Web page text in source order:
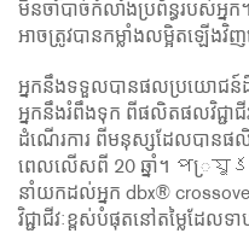
មិនចាំបាច់កំលាំងប្រព័ន្ធរបស់អ្នក
អាចត្រូវបានកម្លាំងលម្អិតឡើងវិ
អ្នកនឹងទទួលបានផលប្រយោជន៍
អ្នកនឹងរំពឹងទុក ពីផលិតផលវិជ្ជា
ដំណើរការ ពីមនុស្សដែលបានផ
ពេលលើសពី 20 ឆ្នាំ។ প្រযুక្
នាំយក​ដល់​អ្នក dbx®
វិជ្ជាជីវៈ​ខ្ពស់បំផុត​នៅ​តម្លៃ​ដែល​ទ